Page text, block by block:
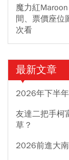
魔力紅
間、票價座位
次看
最新文章
2026年下半
友達二把手柯
草？
2026前進大